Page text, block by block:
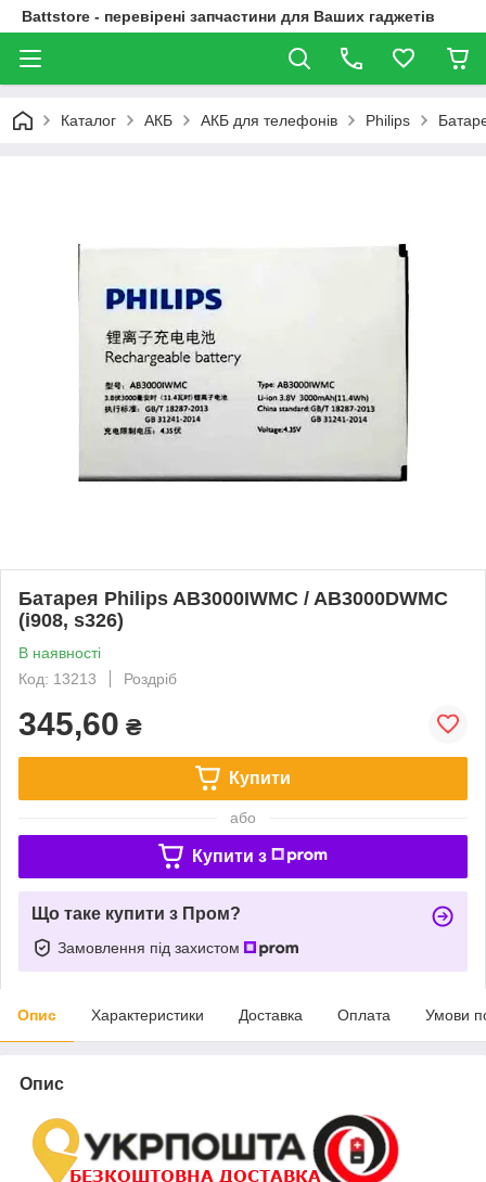
Battstore - перевірені запчастини для Ваших гаджетів
Каталог АКБ АКБ для телефонів Philips
Батарея Philips AB3000IWMC / AB3000DWMC
(i908, s326)
В наявності
Код: 13213
Роздріб
345,60 ₴
Купити
або
Купити з
Що таке купити з Пром?
Замовлення під захистом
Опис Характеристики Доставка Оплата Умови
Опис